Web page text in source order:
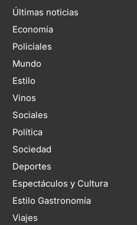
Últimas noticias
Economía
Policiales
Mundo
Estilo
Vinos
Sociales
Política
Sociedad
Deportes
Espectáculos y Cultura
Estilo Gastronomía
Viajes